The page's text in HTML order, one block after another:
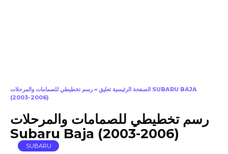
الصفحة الرئيسية تعليق » رسم تخطيطي للصمامات والمرحلات SUBARU BAJA
(2003-2006)
رسم تخطيطي للصمامات والمرحلات
Subaru Baja (2003-2006)
SUBARU